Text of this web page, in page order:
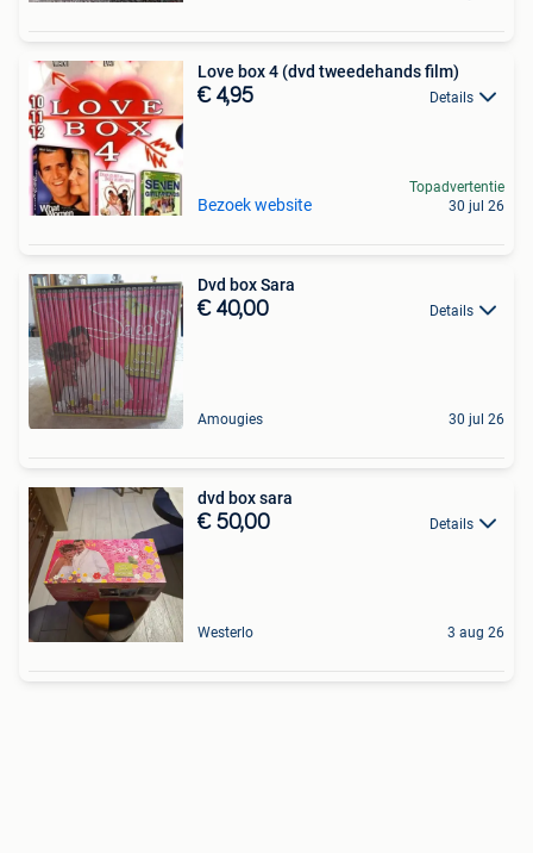
Love box 4 (dvd tweedehands film)
€ 4,95 Details
Bezoek website
Topadvertentie
30 jul 26
Dvd box Sara
€ 40,00 Details
Amougies 30 jul 26
dvd box sara
€ 50,00 Details
Westerlo 3 aug 26